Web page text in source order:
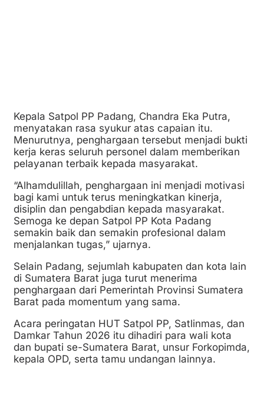
Kepala Satpol PP Padang, Chandra Eka Putra,
menyatakan rasa syukur atas capaian itu.
Menurutnya, penghargaan tersebut menjadi bukti
kerja keras seluruh personel dalam memberikan
pelayanan terbaik kepada masyarakat.
“Alhamdulillah, penghargaan ini menjadi motivasi
bagi kami untuk terus meningkatkan kinerja,
disiplin dan pengabdian kepada masyarakat.
Semoga ke depan Satpol PP Kota Padang
semakin baik dan semakin profesional dalam
menjalankan tugas,” ujarnya.
Selain Padang, sejumlah kabupaten dan kota lain
di Sumatera Barat juga turut menerima
penghargaan dari Pemerintah Provinsi Sumatera
Barat pada momentum yang sama.
Acara peringatan HUT Satpol PP, Satlinmas, dan
Damkar Tahun 2026 itu dihadiri para wali kota
dan bupati se-Sumatera Barat, unsur Forkopimda,
kepala OPD, serta tamu undangan lainnya.